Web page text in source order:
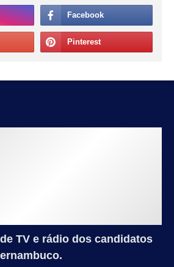
TV e rádio dos candidatos